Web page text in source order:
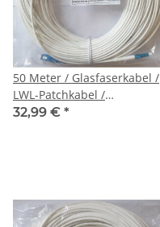
50 Meter / Glasfaserkabel /
LWL-Patchkabel /
Singlemode / G657.A2
32,99 € *